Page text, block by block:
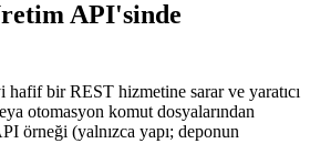
API'sinde
bir REST hizmetine sarar ve yaratıcı
otomasyon komut dosyalarından
örneği (yalnızca yapı; deponun